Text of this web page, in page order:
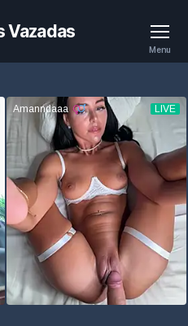
Vazadas
Menu